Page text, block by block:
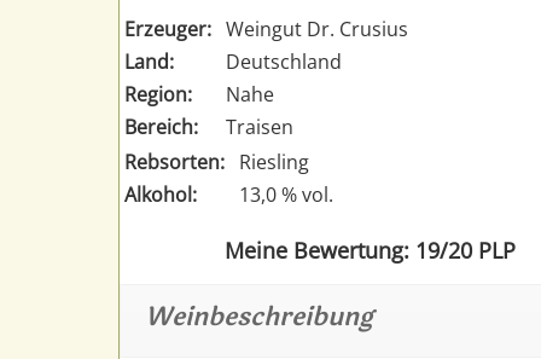
Erzeuger: Weingut Dr. Crusius
Land:
Deutschland
Region:
Nahe
Bereich:
Traisen
Rebsorten: Riesling
Alkohol:
13,0 % vol.
Meine Bewertung: 19/20 PLP
Weinbeschreibung